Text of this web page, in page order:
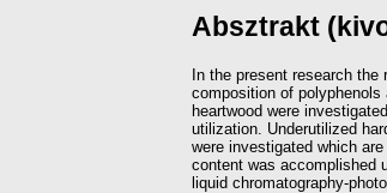
Absztrakt
In the present research
composition of
heartwood were
utilization. Underutilized
were investigated which
content was accomplished
liquid chromatography-